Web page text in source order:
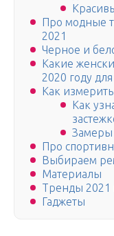
Про модные
2021
Черное и
Какие
2020 году
Как
Как
Замеры
Про
Выбираем
Материалы
Тренды 2021
Гаджеты